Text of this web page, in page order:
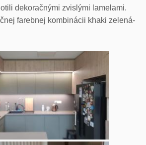
dekoračnými zvislými lamelami.
farebnej kombinácii khaki zelená-